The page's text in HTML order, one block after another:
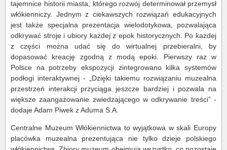
tajemnice historii miasta, którego rozwój determinował przemysł
włókienniczy. Jednym z ciekawszych rozwiązań edukacyjnych
jest także specjalna prezentacja wielodotykowa, pozwalająca
odkrywać stroje i ubiory każdej z epok historycznych. Po każdej
z części można udać się do wirtualnej przebieralni, by
dopasować kreację zgodną z modą epoki. Pierwszy raz w
Polsce na potrzeby ekspozycji zintegrowano kilka systemów
podłogi interaktywnej - „Dzięki takiemu rozwiązaniu muzealna
przestrzeń interakcji przyciąga jeszcze bardziej i pozwala na
większe zaangażowanie zwiedzającego w odkrywanie treści” -
dodaje Adam Piwek z Aduma S.A.
Centralne Muzeum Włókiennictwa to wyjątkowa w skali Europy
placówka muzealna prezentująca nie tylko dzieje polskiego